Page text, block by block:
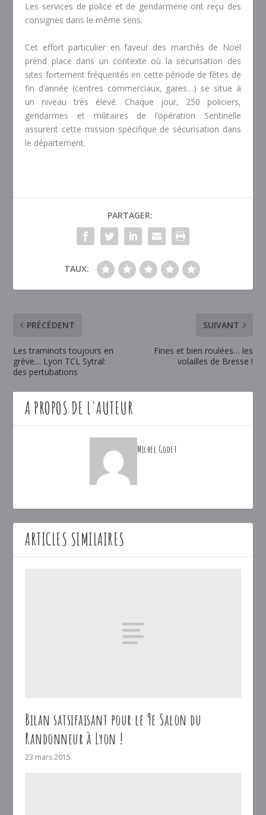
Les services de police et de gendarmerie ont reçu des
consignes dans le même sens.
Cet effort particulier en faveur des marchés de Noël
prend place dans un contexte où la sécurisation des
sites fortement fréquentés en cette période de fêtes de
fin d’année (centres commerciaux, gares…) se situe à
un niveau très élevé. Chaque jour, 250 policiers,
gendarmes et militaires de l’opération Sentinelle
assurent cette mission spécifique de sécurisation dans
le département.
PARTAGER:
TAUX:
PRÉCÉDENT
Les traminots toujours en
grève… Lyon TCL Sytral:
des pertubations
SUIVANT
Fines et bien roulées… les
volailles de Bresse !
A PROPOS DE L'AUTEUR
Michel Godet
ARTICLES SIMILAIRES
Bilan satsifaisant pour le 9e Salon du
Randonneur à Lyon !
23 mars 2015